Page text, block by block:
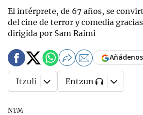
El intérprete, de 67 años, se
del cine de terror y comedia
dirigida por Sam Raimi
NTM
Itzuli Entzun